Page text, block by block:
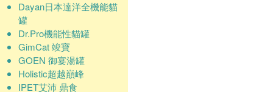
Dayan日本達洋全機能貓
罐
Dr.Pro機能性貓罐
GimCat 竣寶
GOEN 御宴湯罐
Holistic超越巔峰
IPET艾沛 鼎食